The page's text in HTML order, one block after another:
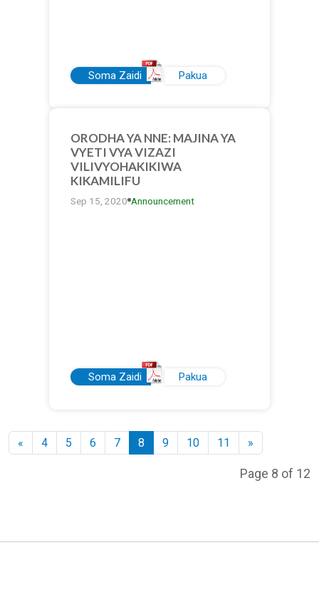
Soma Zaidi Pakua
ORODHA YA NNE: MAJINA YA
VYETI VYA VIZAZI
VILIVYOHAKIKIWA
KIKAMILIFU
Sep 15, 2020 Announcement
Soma Zaidi Pakua
« 4 5 6 7 8 9 10 11 »
Page 8 of 12